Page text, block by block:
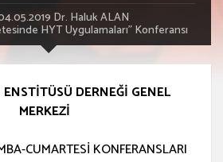
Dr. Haluk ALAN
HYT Uygulamaları” Konferansı
DERNEĞİ GENEL
MERKEZİ
CUMARTESİ KONFERANSLARI